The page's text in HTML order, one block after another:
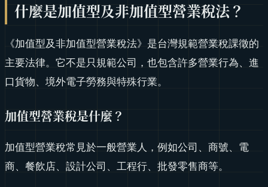
什麼是加值型及非加值型營業稅法？
《加值型及非加值型營業稅法》是台灣規範營業稅課徵的
主要法律。它不是只規範公司，也包含許多營業行為、進
口貨物、境外電子勞務與特殊行業。
加值型營業稅是什麼？
加值型營業稅常見於一般營業人，例如公司、商號、電
商、餐飲店、設計公司、工程行、批發零售商等。